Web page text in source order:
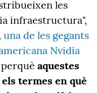
les
infraestructura",
una de les gegants
Nvidia
aquestes
termes en què